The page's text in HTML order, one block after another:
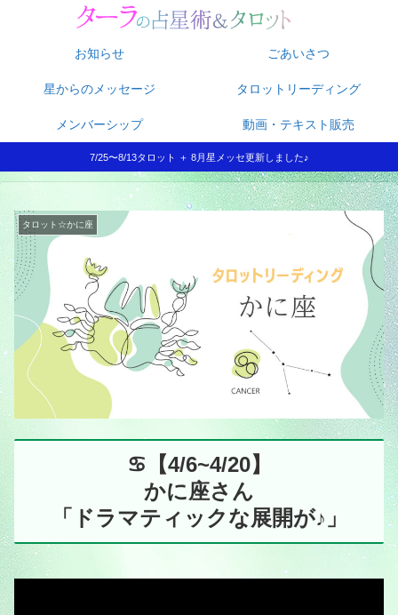
お知らせ ごあいさつ
星からのメッセージ タロットリーディング
メンバーシップ 動画・テキスト販売
7/25〜8/13タロット ＋ 8月星メッセ更新しました♪
タロット☆かに座
♋️【4/6~4/20】
かに座さん
「ドラマティックな展開が♪」